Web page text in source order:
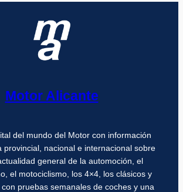
Motor Alicante
del mundo del Motor con información
provincial, nacional e internacional sobre
general de la automoción, el
el motociclismo, los 4×4, los clásicos y
pruebas semanales de coches y una